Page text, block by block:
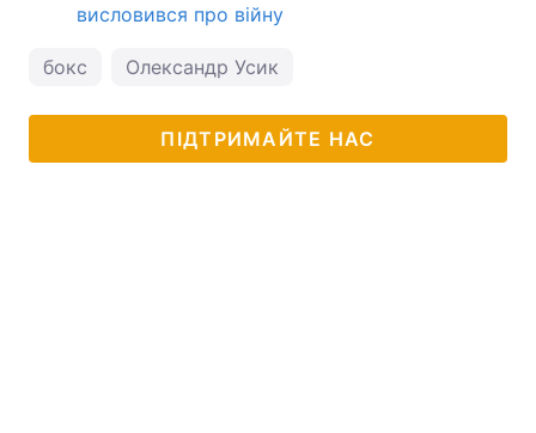
висловився про війну
бокс Олександр Усик
ПІДТРИМАЙТЕ НАС